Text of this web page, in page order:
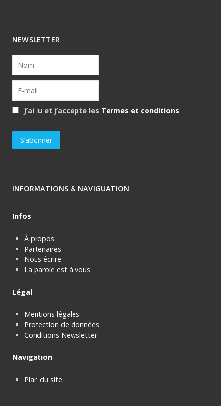
NEWSLETTER
J’ai lu et j’accepte les Termes et conditions
INFORMATIONS & NAVIGUATION
Infos
À propos
Partenaires
Nous écrire
La parole est à vous
Légal
Mentions légales
Protection de données
Conditions Newsletter
Navigation
Plan du site